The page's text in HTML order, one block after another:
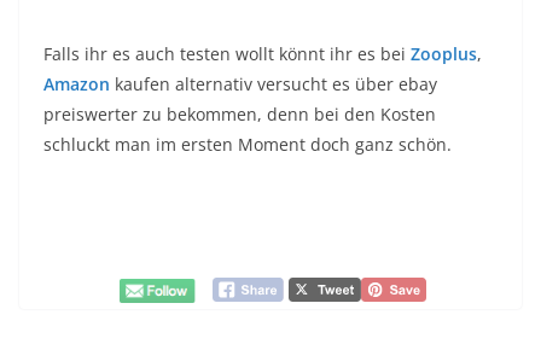
Falls ihr es auch testen wollt könnt ihr es bei Zooplus,
Amazon kaufen alternativ versucht es über ebay
preiswerter zu bekommen, denn bei den Kosten
schluckt man im ersten Moment doch ganz schön.